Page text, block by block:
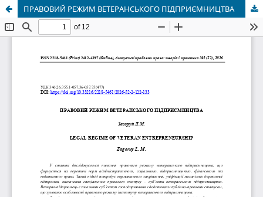
ПРАВОВИЙ РЕЖИМ ВЕТЕРАНСЬКОГО ПІДПРИЄМНИЦТВА